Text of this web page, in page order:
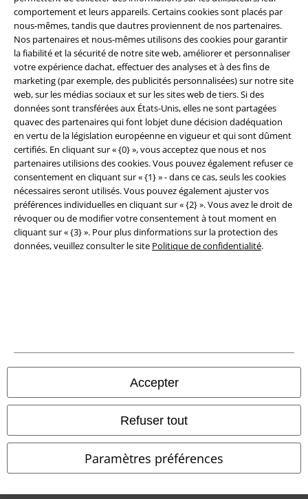
comportement et leurs appareils. Certains cookies sont placés par
nous-mêmes, tandis que dautres proviennent de nos partenaires.
Nos partenaires et nous-mêmes utilisons des cookies pour garantir
la fiabilité et la sécurité de notre site web, améliorer et personnaliser
votre expérience dachat, effectuer des analyses et à des fins de
marketing (par exemple, des publicités personnalisées) sur notre site
web, sur les médias sociaux et sur les sites web de tiers. Si des
données sont transférées aux États-Unis, elles ne sont partagées
quavec des partenaires qui font lobjet dune décision dadéquation
en vertu de la législation européenne en vigueur et qui sont dûment
certifiés. En cliquant sur « {0} », vous acceptez que nous et nos
partenaires utilisions des cookies. Vous pouvez également refuser ce
consentement en cliquant sur « {1} » - dans ce cas, seuls les cookies
nécessaires seront utilisés. Vous pouvez également ajuster vos
préférences individuelles en cliquant sur « {2} ». Vous avez le droit de
révoquer ou de modifier votre consentement à tout moment en
cliquant sur « {3} ». Pour plus dinformations sur la protection des
données, veuillez consulter le site Politique de confidentialité.
Accepter
Refuser tout
Paramètres préférences
Légal
Conditions générales
Éditeur
Clauses de confidentialité
Élimination des déchets et protection de l'environnement
Déclaration de Conformité
Tous nos prix sont T.T.C. Cependant, ils ne comprennent pasles frais
denvoi.
© 1986-2026 Large Popmerchandising BV
Boutiques en ligne EMP